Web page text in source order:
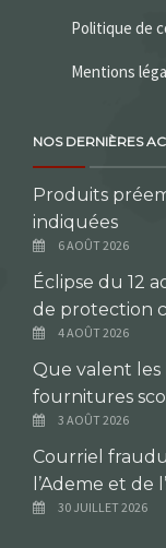
Politique de
Mentions
NOS DERNIÈRES
Produits
indiquées
6 AOÛT 2026
Éclipse du 12
de protection
4 AOÛT 2026
Que valent
fournitures
3 AOÛT 2026
Courriel
l’Ademe et de
30 JUILLET 2026